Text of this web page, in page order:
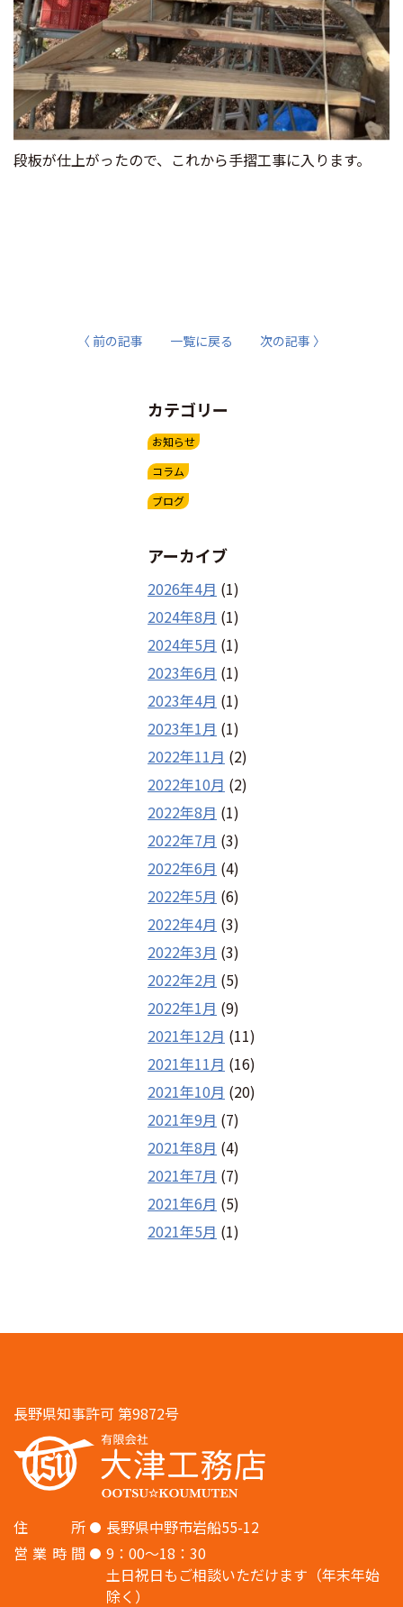
段板が仕上がったので、これから手摺工事に入ります。
〈 前の記事 一覧に戻る 次の記事 〉
カテゴリー
お知らせ
コラム
ブログ
アーカイブ
2026年4月 (1)
2024年8月 (1)
2024年5月 (1)
2023年6月 (1)
2023年4月 (1)
2023年1月 (1)
2022年11月 (2)
2022年10月 (2)
2022年8月 (1)
2022年7月 (3)
2022年6月 (4)
2022年5月 (6)
2022年4月 (3)
2022年3月 (3)
2022年2月 (5)
2022年1月 (9)
2021年12月 (11)
2021年11月 (16)
2021年10月 (20)
2021年9月 (7)
2021年8月 (4)
2021年7月 (7)
2021年6月 (5)
2021年5月 (1)
長野県知事許可 第9872号
住 所
長野県中野市岩船55-12
営 業 時 間
9：00〜18：30
土日祝日もご相談いただけます（年末年始
除く）